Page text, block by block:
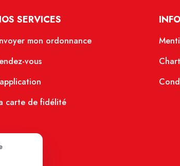
SERVICES
mon ordonnance
vous
carte de fidélité